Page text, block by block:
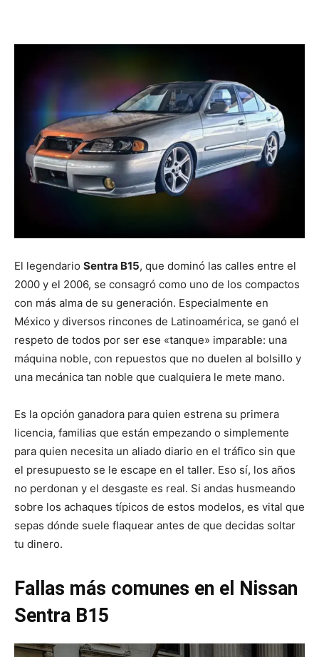
El legendario Sentra B15, que dominó las calles entre el
2000 y el 2006, se consagró como uno de los compactos
con más alma de su generación. Especialmente en
México y diversos rincones de Latinoamérica, se ganó el
respeto de todos por ser ese «tanque» imparable: una
máquina noble, con repuestos que no duelen al bolsillo y
una mecánica tan noble que cualquiera le mete mano.
Es la opción ganadora para quien estrena su primera
licencia, familias que están empezando o simplemente
para quien necesita un aliado diario en el tráfico sin que
el presupuesto se le escape en el taller. Eso sí, los años
no perdonan y el desgaste es real. Si andas husmeando
sobre los achaques típicos de estos modelos, es vital que
sepas dónde suele flaquear antes de que decidas soltar
tu dinero.
Fallas más comunes en el Nissan
Sentra B15